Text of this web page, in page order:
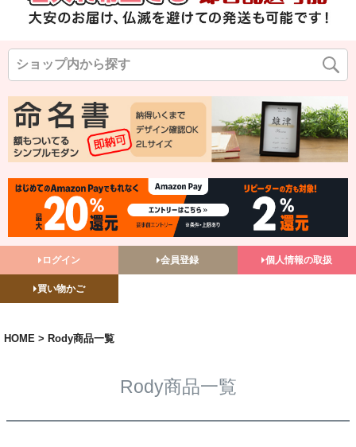
ログイン 会員登録 個人情報の取扱
買い物かご
HOME Rody商品一覧
Rody商品一覧
◆
在庫なし商品を表示しない
バンドル販売
予約商品
予約商品のみを表示
並び順
登録順
価格が高い順
キーワードヒット順
検索